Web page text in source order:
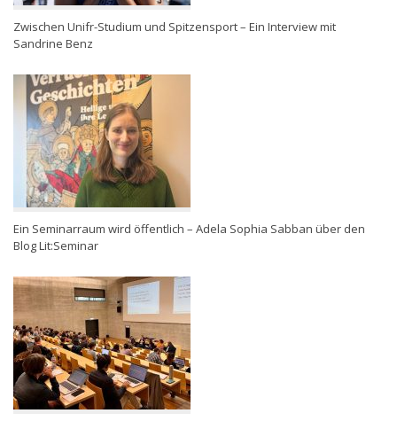
Zwischen Unifr-Studium und Spitzensport – Ein Interview mit
Sandrine Benz
Ein Seminarraum wird öffentlich – Adela Sophia Sabban über den
Blog Lit:Seminar